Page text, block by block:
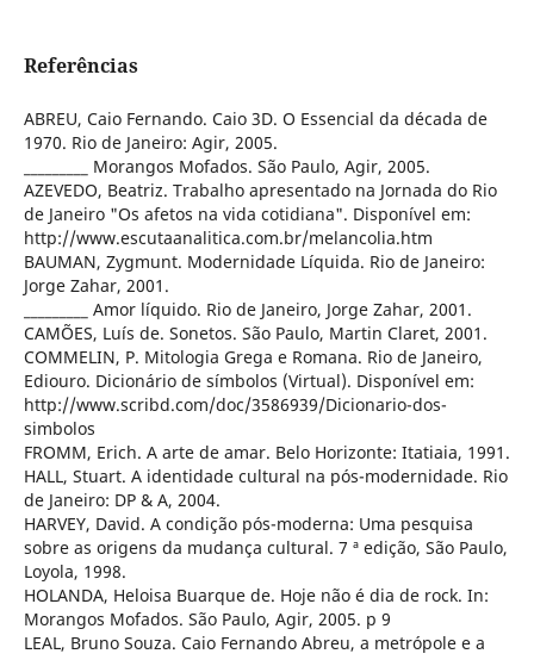
Referências
ABREU, Caio Fernando. Caio 3D. O Essencial da década de
1970. Rio de Janeiro: Agir, 2005.
_________ Morangos Mofados. São Paulo, Agir, 2005.
AZEVEDO, Beatriz. Trabalho apresentado na Jornada do Rio
de Janeiro "Os afetos na vida cotidiana". Disponível em:
http://www.escutaanalitica.com.br/melancolia.htm
BAUMAN, Zygmunt. Modernidade Líquida. Rio de Janeiro:
Jorge Zahar, 2001.
_________ Amor líquido. Rio de Janeiro, Jorge Zahar, 2001.
CAMÕES, Luís de. Sonetos. São Paulo, Martin Claret, 2001.
COMMELIN, P. Mitologia Grega e Romana. Rio de Janeiro,
Ediouro. Dicionário de símbolos (Virtual). Disponível em:
http://www.scribd.com/doc/3586939/Dicionario-dos-
simbolos
FROMM, Erich. A arte de amar. Belo Horizonte: Itatiaia, 1991.
HALL, Stuart. A identidade cultural na pós-modernidade. Rio
de Janeiro: DP & A, 2004.
HARVEY, David. A condição pós-moderna: Uma pesquisa
sobre as origens da mudança cultural. 7 ª edição, São Paulo,
Loyola, 1998.
HOLANDA, Heloisa Buarque de. Hoje não é dia de rock. In:
Morangos Mofados. São Paulo, Agir, 2005. p 9
LEAL, Bruno Souza. Caio Fernando Abreu, a metrópole e a